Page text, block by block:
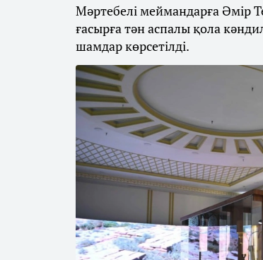
Мәртебелі меймандарға Әмір
ғасырға тән аспалы қола
шамдар көрсетілді.